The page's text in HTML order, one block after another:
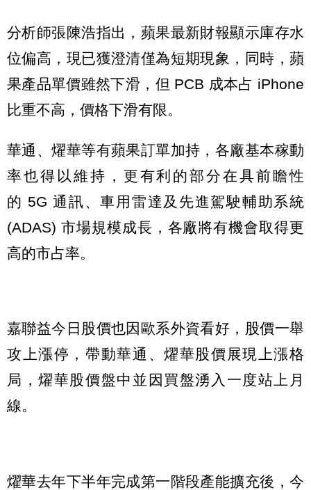
分析師張陳浩指出，蘋果最新財報顯示庫存水
位偏高，現已獲澄清僅為短期現象，同時，蘋
果產品單價雖然下滑，但 PCB 成本占 iPhone
比重不高，價格下滑有限。
華通、燿華等有蘋果訂單加持，各廠基本稼動
率也得以維持，更有利的部分在具前瞻性
的 5G 通訊、車用雷達及先進駕駛輔助系統
(ADAS) 市場規模成長，各廠將有機會取得更
高的市占率。
嘉聯益今日股價也因歐系外資看好，股價一舉
攻上漲停，帶動華通、燿華股價展現上漲格
局，燿華股價盤中並因買盤湧入一度站上月
線。
燿華去年下半年完成第一階段產能擴充後，今